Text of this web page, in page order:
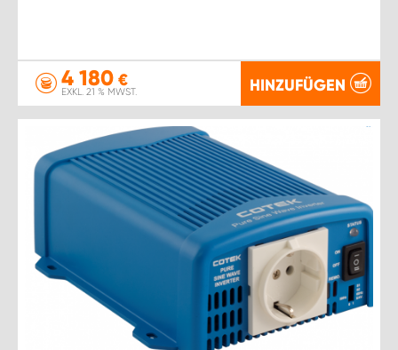
4 180 €
EXKL. 21 % MWST. HINZUFÜGEN